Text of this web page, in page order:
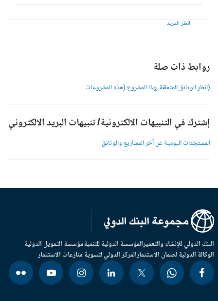
انظر المزيد
روابط ذات صلة
(انظر الوثائق المتعلقة بهذا المشروع (هذه المشروعات
إشترك في التنبيهات الالكترونية/ تنبيهات البريد الالكتروني
المستجدات اليومية عن آخر المشاريع والوثائق
الدولي للإنشاء والتعميرالمؤسسة الدولية للتنميةمؤسسة التمويل الدولية
الدولية لضمان الاستثمارالمركز الدولي لتسوية منازعات الاستثمار